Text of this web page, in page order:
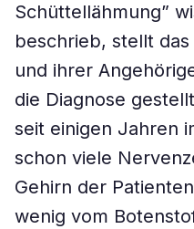
Schüttellähmung”
beschrieb, stellt
und ihrer
die Diagnose
seit einigen Jahren
schon viele
Gehirn der
wenig vom